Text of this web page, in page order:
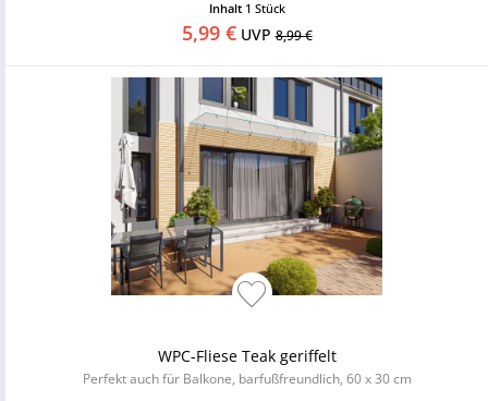
Inhalt 1 Stück
5,99 €UVP8,99 €
WPC-Fliese Teak geriffelt
Perfekt auch für Balkone, barfußfreundlich, 60 x 30 cm